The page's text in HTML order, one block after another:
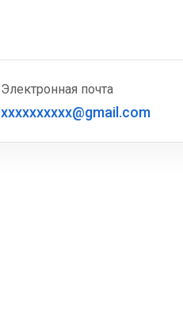
Электронная почта
xxxxxxxxxx@gmail.com